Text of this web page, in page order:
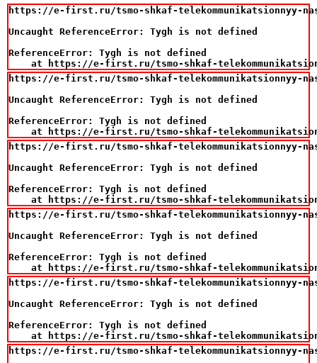
https://e-first.ru/tsmo-shkaf-telekommunikatsionnyy-
Uncaught ReferenceError: Tygh is not defined
ReferenceError: Tygh is not defined
at https://e-first.ru/tsmo-shkaf-
https://e-first.ru/tsmo-shkaf-telekommunikatsionnyy-
Uncaught ReferenceError: Tygh is not defined
ReferenceError: Tygh is not defined
at https://e-first.ru/tsmo-shkaf-
https://e-first.ru/tsmo-shkaf-telekommunikatsionnyy-
Uncaught ReferenceError: Tygh is not defined
ReferenceError: Tygh is not defined
at https://e-first.ru/tsmo-shkaf-
https://e-first.ru/tsmo-shkaf-telekommunikatsionnyy-
Uncaught ReferenceError: Tygh is not defined
ReferenceError: Tygh is not defined
at https://e-first.ru/tsmo-shkaf-
https://e-first.ru/tsmo-shkaf-telekommunikatsionnyy-
Uncaught ReferenceError: Tygh is not defined
ReferenceError: Tygh is not defined
at https://e-first.ru/tsmo-shkaf-
https://e-first.ru/tsmo-shkaf-telekommunikatsionnyy-